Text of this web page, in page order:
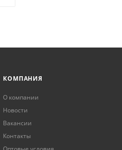
КОМПАНИЯ
О компании
Новости
Вакансии
Контакты